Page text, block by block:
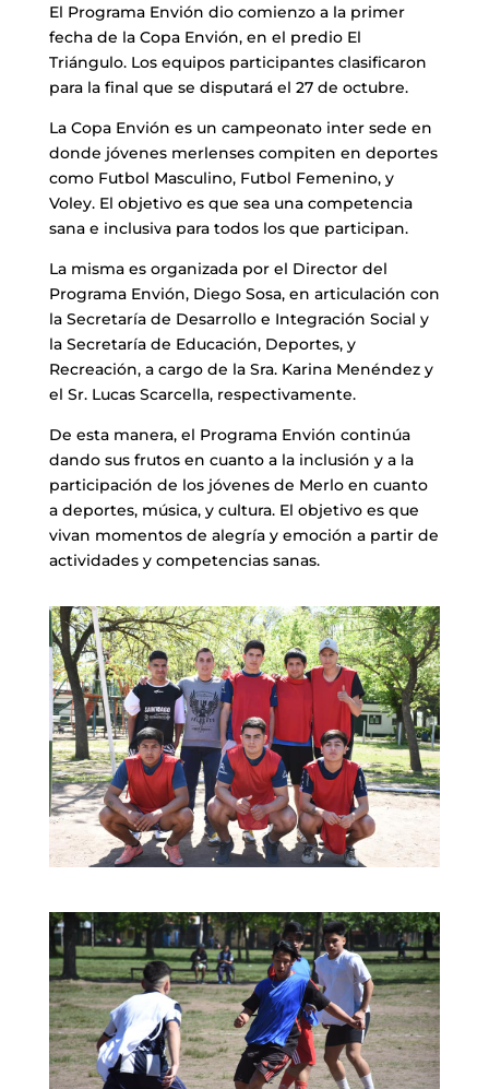
El Programa Envión dio comienzo a la primer
fecha de la Copa Envión, en el predio El
Triángulo. Los equipos participantes clasificaron
para la final que se disputará el 27 de octubre.
La Copa Envión es un campeonato inter sede en
donde jóvenes merlenses compiten en deportes
como Futbol Masculino, Futbol Femenino, y
Voley. El objetivo es que sea una competencia
sana e inclusiva para todos los que participan.
La misma es organizada por el Director del
Programa Envión, Diego Sosa, en articulación con
la Secretaría de Desarrollo e Integración Social y
la Secretaría de Educación, Deportes, y
Recreación, a cargo de la Sra. Karina Menéndez y
el Sr. Lucas Scarcella, respectivamente.
De esta manera, el Programa Envión continúa
dando sus frutos en cuanto a la inclusión y a la
participación de los jóvenes de Merlo en cuanto
a deportes, música, y cultura. El objetivo es que
vivan momentos de alegría y emoción a partir de
actividades y competencias sanas.